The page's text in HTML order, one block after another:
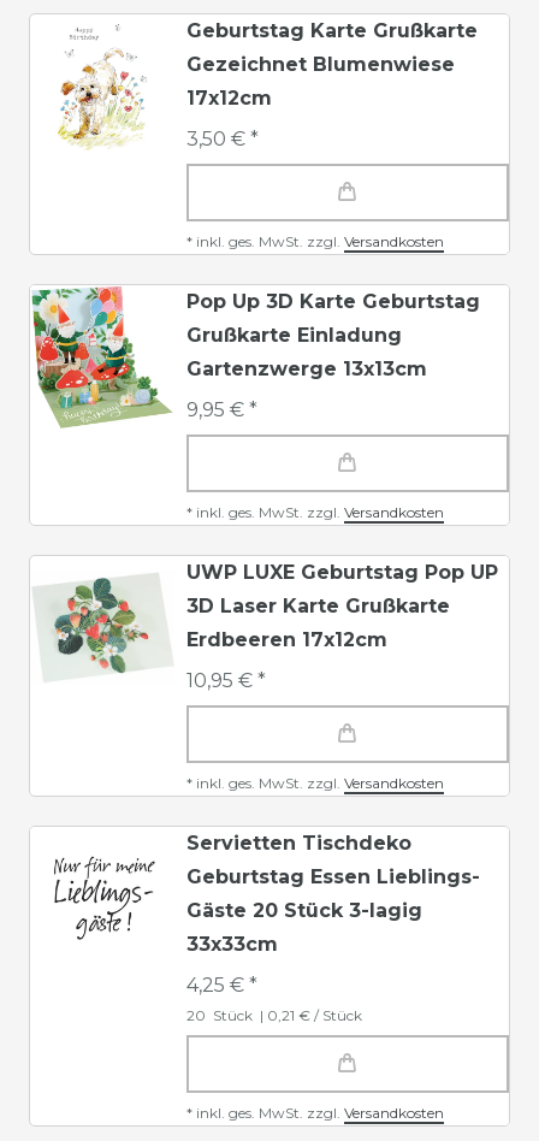
Geburtstag Karte Grußkarte
Gezeichnet Blumenwiese
17x12cm
3,50 € *
* inkl. ges. MwSt. zzgl. Versandkosten
Pop Up 3D Karte Geburtstag
Grußkarte Einladung
Gartenzwerge 13x13cm
9,95 € *
* inkl. ges. MwSt. zzgl. Versandkosten
UWP LUXE Geburtstag Pop UP
3D Laser Karte Grußkarte
Erdbeeren 17x12cm
10,95 € *
* inkl. ges. MwSt. zzgl. Versandkosten
Servietten Tischdeko
Geburtstag Essen Lieblings-
Gäste 20 Stück 3-lagig
33x33cm
4,25 € *
20 Stück | 0,21 € / Stück
* inkl. ges. MwSt. zzgl. Versandkosten